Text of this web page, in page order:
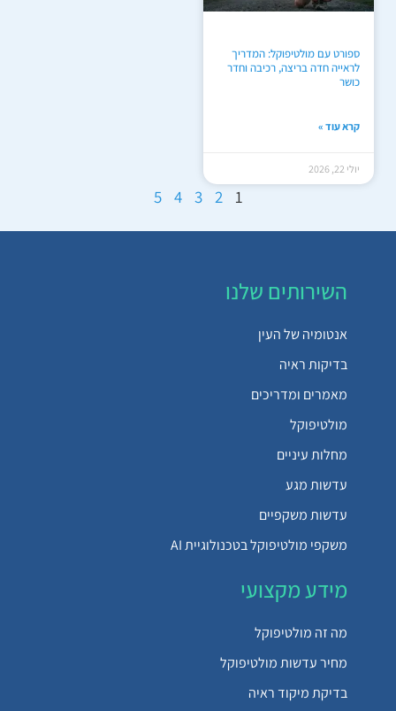
ספורט עם מולטיפוקל: המדריך
לראייה חדה בריצה, רכיבה וחדר
כושר
קרא עוד »
יולי 22, 2026
1
2
3
4
5
השירותים שלנו
אנטומיה של העין
בדיקות ראיה
מאמרים ומדריכים
מולטיפוקל
מחלות עיניים
עדשות מגע
עדשות משקפיים
משקפי מולטיפוקל בטכנולוגיית AI
מידע מקצועי
מה זה מולטיפוקל
מחיר עדשות מולטיפוקל
בדיקת מיקוד ראיה